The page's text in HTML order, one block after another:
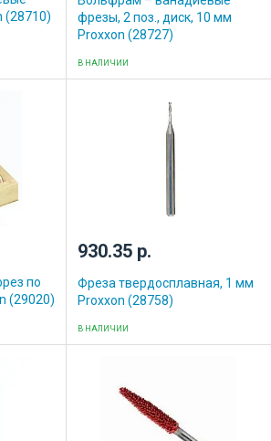
(28710)
фрезы, 2 поз., диск, 10 мм
Proxxon (28727)
В НАЛИЧИИ
по
(29020)
930.35 р.
Фреза твердосплавная, 1 мм
Proxxon (28758)
В НАЛИЧИИ